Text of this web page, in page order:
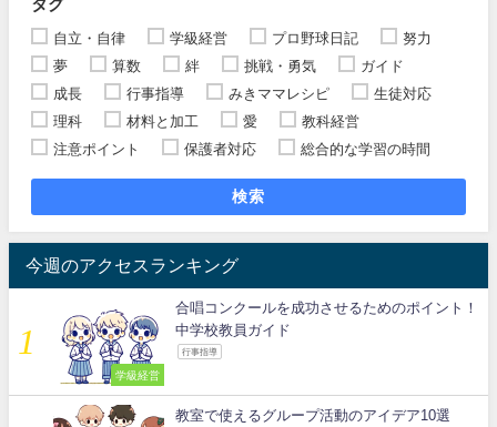
タグ
自立・自律 学級経営 プロ野球日記
努力
夢
算数 絆 挑戦・勇気
ガイド
成長
行事指導 みきママレシピ
生徒対応
理科
材料と加工 愛
教科経営
注意ポイント
保護者対応 総合的な学習の時間
検索
今週のアクセスランキング
学級経営
合唱コンクールを成功させるためのポイント！
中学校教員ガイド
行事指導
教室で使えるグループ活動のアイデア10選